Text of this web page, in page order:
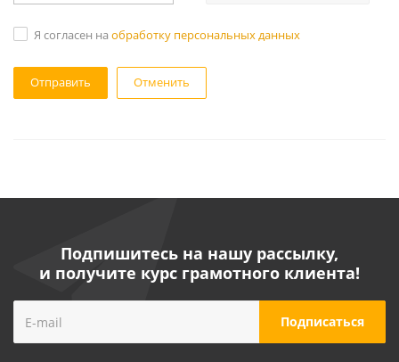
Я согласен на обработку персональных данных
Отменить
Подпишитесь на нашу рассылку,
и получите курс грамотного клиента!